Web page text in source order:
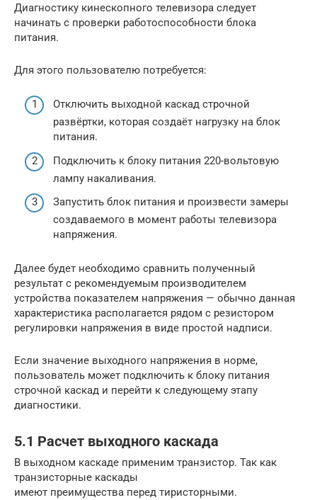
Диагностику кинескопного телевизора следует
начинать с проверки работоспособности блока
питания.
Для этого пользователю потребуется:
Отключить выходной каскад строчной
развёртки, которая создаёт нагрузку на блок
питания.
Подключить к блоку питания 220-вольтовую
лампу накаливания.
Запустить блок питания и произвести замеры
создаваемого в момент работы телевизора
напряжения.
Далее будет необходимо сравнить полученный
результат с рекомендуемым производителем
устройства показателем напряжения — обычно данная
характеристика располагается рядом с резистором
регулировки напряжения в виде простой надписи.
Если значение выходного напряжения в норме,
пользователь может подключить к блоку питания
строчной каскад и перейти к следующему этапу
диагностики.
5.1 Расчет выходного каскада
В выходном каскаде применим транзистор. Так как
транзисторные каскады
имеют преимущества перед тиристорными.